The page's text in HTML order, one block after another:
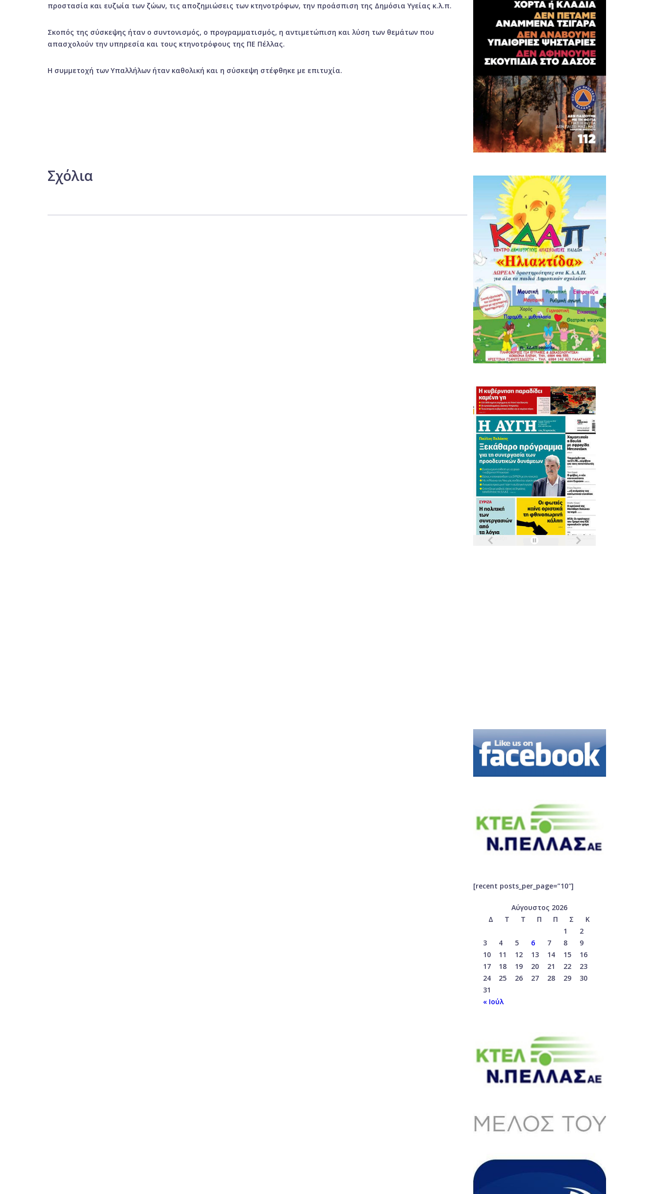
προστασία και ευζωία των ζώων, τις αποζημιώσεις των κτηνοτρόφων, την προάσπιση της Δημόσια Υγείας κ.λ.π.
Σκοπός της σύσκεψης ήταν ο συντονισμός, ο προγραμματισμός, η αντιμετώπιση και λύση των θεμάτων που
απασχολούν την υπηρεσία και τους κτηνοτρόφους της ΠΕ Πέλλας.
Η συμμετοχή των Υπαλλήλων ήταν καθολική και η σύσκεψη στέφθηκε με επιτυχία.
Σχόλια
[recent posts_per_page=”10″]
Αύγουστος 2026
Δ
Τ Τ Π Π Σ
Κ
1
2
3
4 5 6 7 8
9
10
11 12 13 14 15
16
17
18 19 20 21 22
23
24
25 26 27 28 29
30
31
« Ιούλ